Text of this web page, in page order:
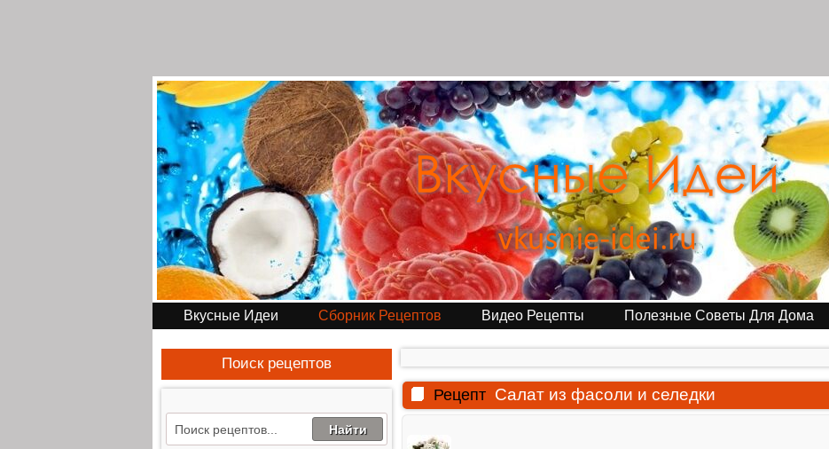
Вкусные Идеи Сборник Рецептов Видео Рецепты Полезные Советы Для Дома
Рецепт Салат из фасоли и селедки
Поиск рецептов